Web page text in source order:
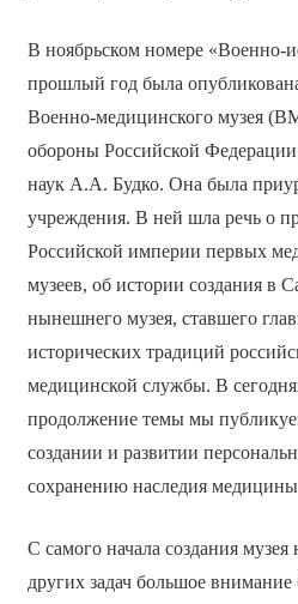
В ноябрьском номере «Военно-
прошлый год была
Военно-медицинского музея
обороны Российской
наук А.А. Будко. Она была
учреждения. В ней шла речь о
Российской империи первых
музеев, об истории создания в
нынешнего музея, ставшего
исторических традиций
медицинской службы. В
продолжение темы мы
создании и развитии
сохранению наследия
С самого начала создания
других задач большое